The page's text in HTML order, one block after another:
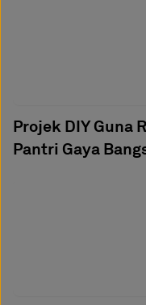
Projek DIY Guna
Pantri Gaya